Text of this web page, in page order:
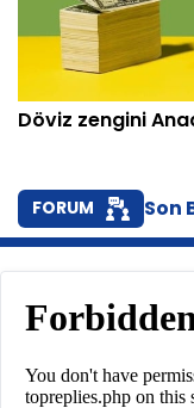
Döviz zengini
FORUM Son